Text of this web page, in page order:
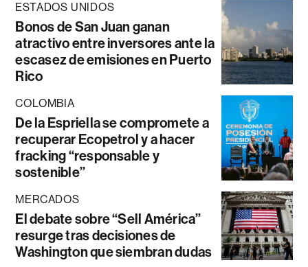
ESTADOS UNIDOS
Bonos de San Juan ganan
atractivo entre inversores ante la
escasez de emisiones en Puerto
Rico
COLOMBIA
De la Espriella se compromete a
recuperar Ecopetrol y a hacer
fracking “responsable y
sostenible”
MERCADOS
El debate sobre “Sell América”
resurge tras decisiones de
Washington que siembran dudas